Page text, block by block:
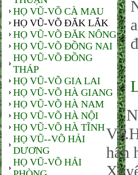
HỌ VŨ-VÕ CÀ MAU
HỌ VŨ-VÕ ĐĂK LẮK
HỌ VŨ-VÕ ĐĂK NÔNG
HỌ VŨ-VÕ ĐỒNG NAI
HỌ VŨ-VÕ ĐỒNG
THÁP
HỌ VŨ-VÕ GIA LAI
HỌ VŨ-VÕ HÀ GIANG
HỌ VŨ-VÕ HÀ NAM
HỌ VŨ-VÕ HÀ NỘI
HỌ VŨ-VÕ HÀ TĨNH
HỌ VŨ--VÕ HẢI
DƯƠNG
HỌ VŨ-VÕ HẢI
hân